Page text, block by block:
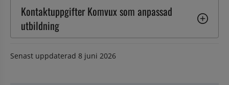
Kontaktuppgifter Komvux som anpassad
utbildning
Senast uppdaterad 8 juni 2026